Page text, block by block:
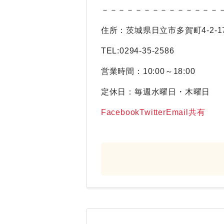
－－－－－－－－－－－－－－
住所：茨城県日立市多賀町4-2-
TEL:0294-35-2586
営業時間：10:00～18:00
定休日：毎週水曜日・木曜日
FacebookTwitterEmail 共有